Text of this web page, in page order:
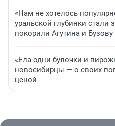
«Нам не хотелось
уральской глубинки стали
покорили Агутина и Бузову
«Ела одни булочки и
новосибирцы — о своих
ценой